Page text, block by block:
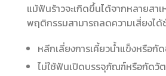
แม้ฟันร้าวจะเกิดขึ้นได้จากหลายสา
พฤติกรรมสามารถลดความเสี่ยงได้
หลีกเลี่ยงการเคี้ยวน้ำแข็งหรือกั
ไม่ใช้ฟันเปิดบรรจุภัณฑ์หรือกัดวั